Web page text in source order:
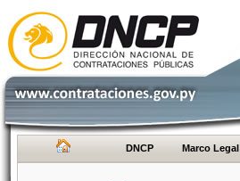
DNCP Marco Legal